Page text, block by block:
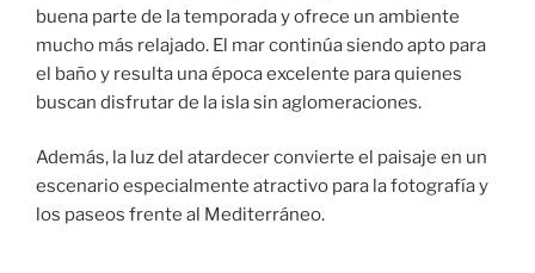
buena parte de la temporada y ofrece un ambiente
mucho más relajado. El mar continúa siendo apto para
el baño y resulta una época excelente para quienes
buscan disfrutar de la isla sin aglomeraciones.
Además, la luz del atardecer convierte el paisaje en un
escenario especialmente atractivo para la fotografía y
los paseos frente al Mediterráneo.